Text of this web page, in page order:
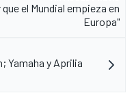
el Mundial empieza en
Europa"
Yamaha y Aprilia